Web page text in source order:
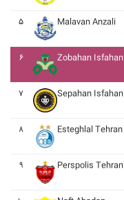
۵ Malavan Anzali
۶ Zobahan Isfahan
۷ Sepahan Isfahan
۸ Esteghlal Tehran
۹ Perspolis Tehran